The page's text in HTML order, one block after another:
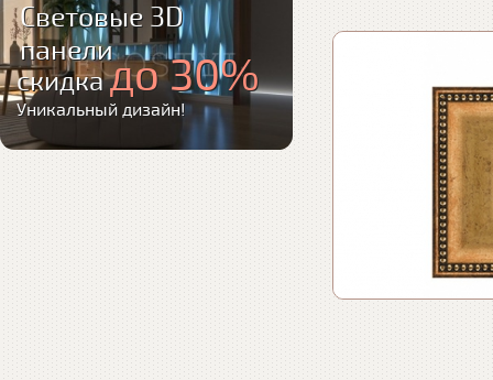
Световые 3D
панели
скидкадо 30%
Уникальный дизайн!